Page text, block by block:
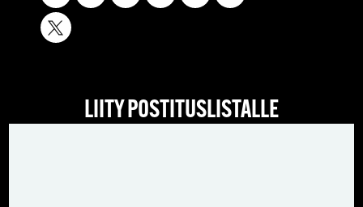
LIITY POSTITUSLISTALLE